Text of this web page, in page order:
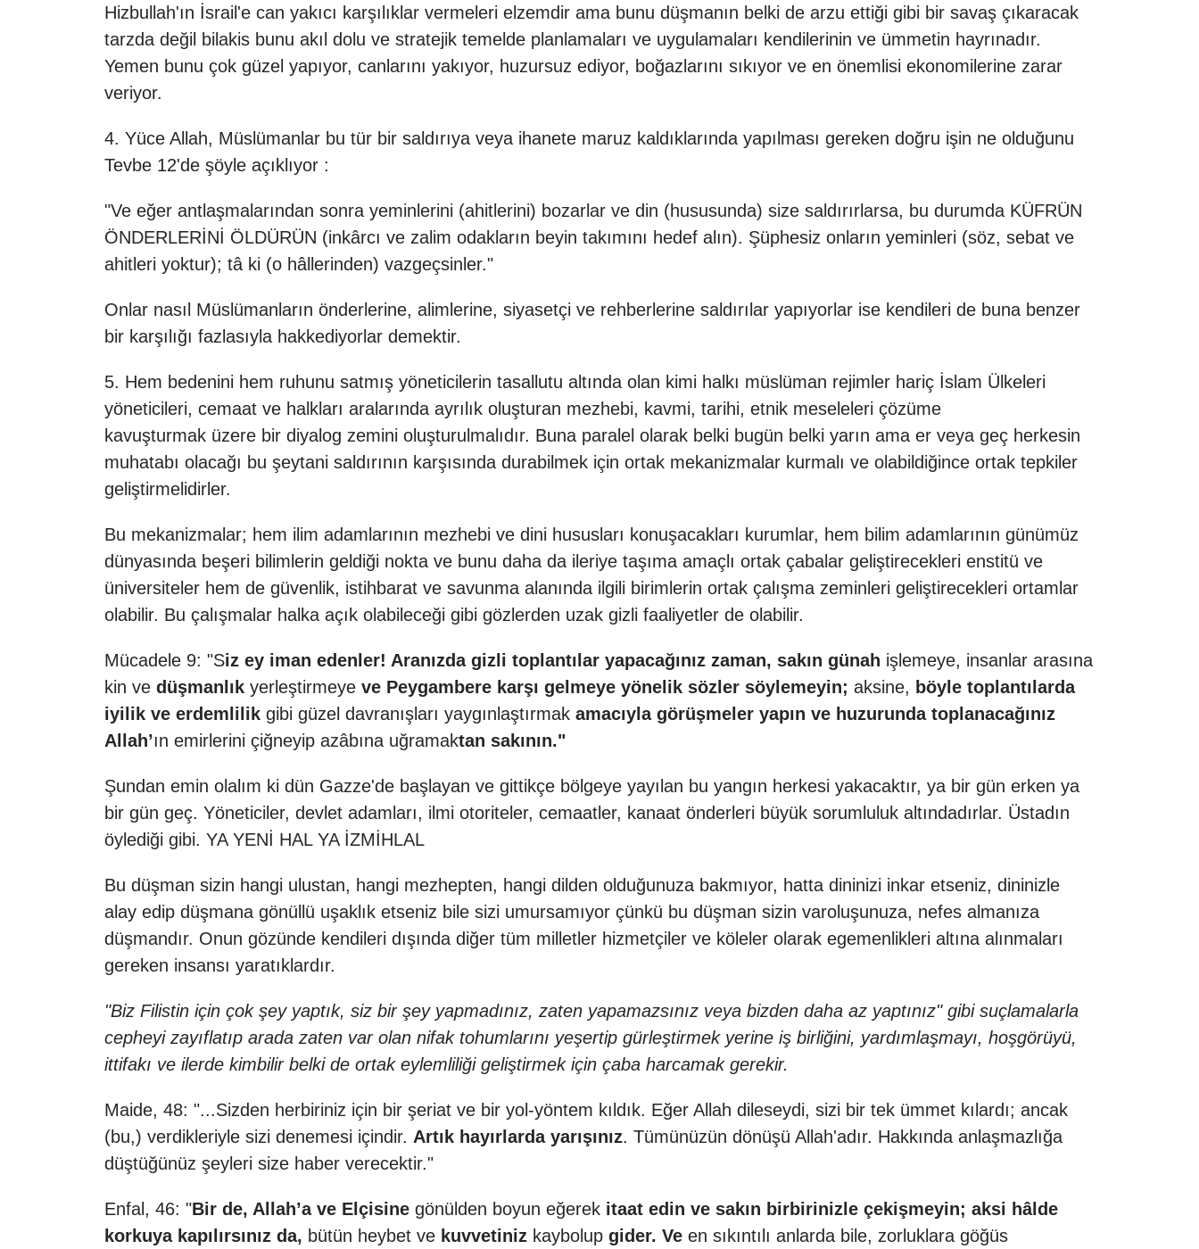
Hizbullah'ın İsrail'e can yakıcı karşılıklar vermeleri elzemdir ama bunu düşmanın belki de arzu ettiği gibi bir savaş çıkaracak
tarzda değil bilakis bunu akıl dolu ve stratejik temelde planlamaları ve uygulamaları kendilerinin ve ümmetin hayrınadır.
Yemen bunu çok güzel yapıyor, canlarını yakıyor, huzursuz ediyor, boğazlarını sıkıyor ve en önemlisi ekonomilerine zarar
veriyor.
4. Yüce Allah, Müslümanlar bu tür bir saldırıya veya ihanete maruz kaldıklarında yapılması gereken doğru işin ne olduğunu
Tevbe 12'de şöyle açıklıyor :
"Ve eğer antlaşmalarından sonra yeminlerini (ahitlerini) bozarlar ve din (hususunda) size saldırırlarsa, bu durumda KÜFRÜN
ÖNDERLERİNİ ÖLDÜRÜN (inkârcı ve zalim odakların beyin takımını hedef alın). Şüphesiz onların yeminleri (söz, sebat ve
ahitleri yoktur); tâ ki (o hâllerinden) vazgeçsinler."
Onlar nasıl Müslümanların önderlerine, alimlerine, siyasetçi ve rehberlerine saldırılar yapıyorlar ise kendileri de buna benzer
bir karşılığı fazlasıyla hakkediyorlar demektir.
5. Hem bedenini hem ruhunu satmış yöneticilerin tasallutu altında olan kimi halkı müslüman rejimler hariç İslam Ülkeleri
yöneticileri, cemaat ve halkları aralarında ayrılık oluşturan mezhebi, kavmi, tarihi, etnik meseleleri çözüme
kavuşturmak üzere bir diyalog zemini oluşturulmalıdır. Buna paralel olarak belki bugün belki yarın ama er veya geç herkesin
muhatabı olacağı bu şeytani saldırının karşısında durabilmek için ortak mekanizmalar kurmalı ve olabildiğince ortak tepkiler
geliştirmelidirler.
Bu mekanizmalar; hem ilim adamlarının mezhebi ve dini hususları konuşacakları kurumlar, hem bilim adamlarının günümüz
dünyasında beşeri bilimlerin geldiği nokta ve bunu daha da ileriye taşıma amaçlı ortak çabalar geliştirecekleri enstitü ve
üniversiteler hem de güvenlik, istihbarat ve savunma alanında ilgili birimlerin ortak çalışma zeminleri geliştirecekleri ortamlar
olabilir. Bu çalışmalar halka açık olabileceği gibi gözlerden uzak gizli faaliyetler de olabilir.
Mücadele 9: "Siz ey iman edenler! Aranızda gizli toplantılar yapacağınız zaman, sakın günah işlemeye, insanlar arasına
kin ve düşmanlık yerleştirmeye ve Peygambere karşı gelmeye yönelik sözler söylemeyin; aksine, böyle toplantılarda
iyilik ve erdemlilik gibi güzel davranışları yaygınlaştırmak amacıyla görüşmeler yapın ve huzurunda toplanacağınız
Allah’ın emirlerini çiğneyip azâbına uğramaktan sakının."
Şundan emin olalım ki dün Gazze'de başlayan ve gittikçe bölgeye yayılan bu yangın herkesi yakacaktır, ya bir gün erken ya
bir gün geç. Yöneticiler, devlet adamları, ilmi otoriteler, cemaatler, kanaat önderleri büyük sorumluluk altındadırlar. Üstadın
öylediği gibi. YA YENİ HAL YA İZMİHLAL
Bu düşman sizin hangi ulustan, hangi mezhepten, hangi dilden olduğunuza bakmıyor, hatta dininizi inkar etseniz, dininizle
alay edip düşmana gönüllü uşaklık etseniz bile sizi umursamıyor çünkü bu düşman sizin varoluşunuza, nefes almanıza
düşmandır. Onun gözünde kendileri dışında diğer tüm milletler hizmetçiler ve köleler olarak egemenlikleri altına alınmaları
gereken insansı yaratıklardır.
"Biz Filistin için çok şey yaptık, siz bir şey yapmadınız, zaten yapamazsınız veya bizden daha az yaptınız" gibi suçlamalarla
cepheyi zayıflatıp arada zaten var olan nifak tohumlarını yeşertip gürleştirmek yerine iş birliğini, yardımlaşmayı, hoşgörüyü,
ittifakı ve ilerde kimbilir belki de ortak eylemliliği geliştirmek için çaba harcamak gerekir.
Maide, 48: "...Sizden herbiriniz için bir şeriat ve bir yol-yöntem kıldık. Eğer Allah dileseydi, sizi bir tek ümmet kılardı; ancak
(bu,) verdikleriyle sizi denemesi içindir. Artık hayırlarda yarışınız. Tümünüzün dönüşü Allah'adır. Hakkında anlaşmazlığa
düştüğünüz şeyleri size haber verecektir."
Enfal, 46: "Bir de, Allah’a ve Elçisine gönülden boyun eğerek itaat edin ve sakın birbirinizle çekişmeyin; aksi hâlde
korkuya kapılırsınız da, bütün heybet ve kuvvetiniz kaybolup gider. Ve en sıkıntılı anlarda bile, zorluklara göğüs